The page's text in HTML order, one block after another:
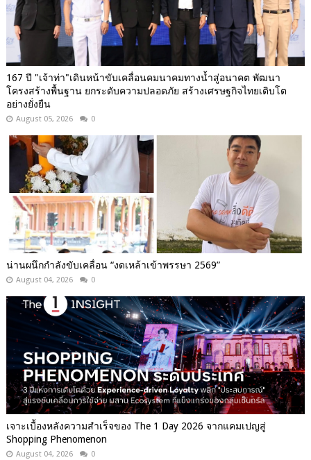
167 ปี "เจ้าท่า"เดินหน้าขับเคลื่อนคมนาคมทางน้ำสู่อนาคต พัฒนา
โครงสร้างพื้นฐาน ยกระดับความปลอดภัย สร้างเศรษฐกิจไทยเติบโต
อย่างยั่งยืน
August 05, 2026 0
น่านผนึกกำลังขับเคลื่อน “งดเหล้าเข้าพรรษา 2569”
August 04, 2026 0
เจาะเบื้องหลังความสำเร็จของ The 1 Day 2026 จากแคมเปญสู่
Shopping Phenomenon
August 04, 2026 0